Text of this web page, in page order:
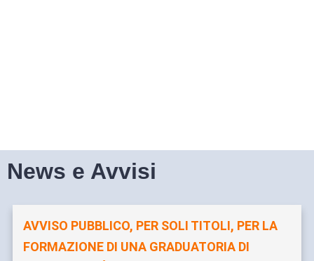
News e Avvisi
AVVISO PUBBLICO, PER SOLI TITOLI, PER LA
FORMAZIONE DI UNA GRADUATORIA DI